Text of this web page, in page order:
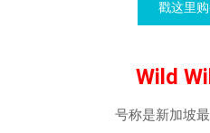
戳这里
Wild
号称是新加坡